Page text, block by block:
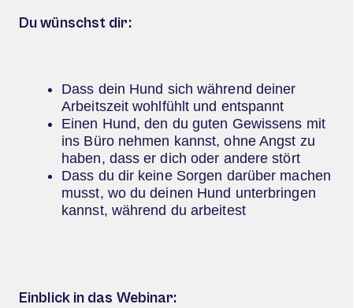
Du wünschst dir:
Dass dein Hund sich während deiner
Arbeitszeit wohlfühlt und entspannt
Einen Hund, den du guten Gewissens mit
ins Büro nehmen kannst, ohne Angst zu
haben, dass er dich oder andere stört
Dass du dir keine Sorgen darüber machen
musst, wo du deinen Hund unterbringen
kannst, während du arbeitest
Einblick in das Webinar: